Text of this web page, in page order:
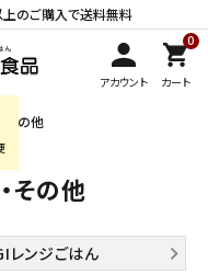
上のご購入で送料無料
アカウント
0
カート
その他
その他
レンジごはん